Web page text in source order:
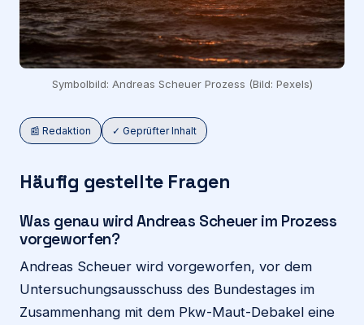
Symbolbild: Andreas Scheuer Prozess (Bild: Pexels)
📰 Redaktion ✓ Geprüfter Inhalt
Häufig gestellte Fragen
Was genau wird Andreas Scheuer im Prozess
vorgeworfen?
Andreas Scheuer wird vorgeworfen, vor dem
Untersuchungsausschuss des Bundestages im
Zusammenhang mit dem Pkw-Maut-Debakel eine